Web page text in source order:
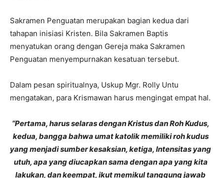
Sakramen Penguatan merupakan bagian kedua dari
tahapan inisiasi Kristen. Bila Sakramen Baptis
menyatukan orang dengan Gereja maka Sakramen
Penguatan menyempurnakan kesatuan tersebut.
Dalam pesan spiritualnya, Uskup Mgr. Rolly Untu
mengatakan, para Krismawan harus mengingat empat hal.
“Pertama, harus selaras dengan Kristus dan Roh Kudus,
kedua, bangga bahwa umat katolik memiliki roh kudus
yang menjadi sumber kesaksian, ketiga, Intensitas yang
utuh, apa yang diucapkan sama dengan apa yang kita
lakukan, dan keempat, ikut memikul tanggung jawab